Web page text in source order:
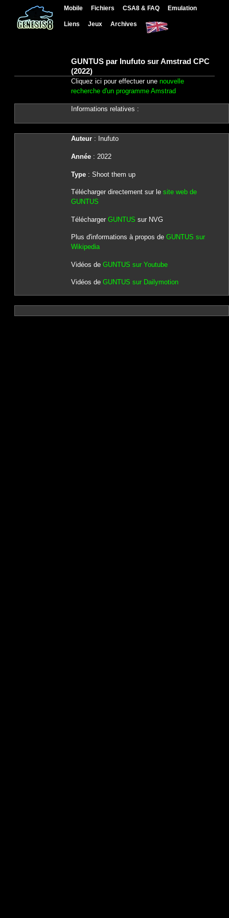
Mobile Fichiers CSA8 & FAQ Emulation
Liens Jeux Archives
GUNTUS par Inufuto sur Amstrad CPC
(2022)
Cliquez ici pour effectuer une nouvelle
recherche d'un programme Amstrad
Informations relatives :
Auteur: Inufuto
Année: 2022
Type: Shoot them up
Télécharger directement sur le site web de
GUNTUS
Télécharger GUNTUS sur NVG
Plus d'informations à propos de GUNTUS sur
Wikipedia
Vidéos de GUNTUS sur Youtube
Vidéos de GUNTUS sur Dailymotion